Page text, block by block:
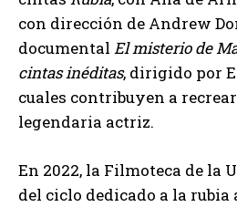
con dirección de Andrew
documental El misterio de
cintas inéditas, dirigido por
cuales contribuyen a
legendaria actriz.
En 2022, la Filmoteca de la
del ciclo dedicado a la rubia